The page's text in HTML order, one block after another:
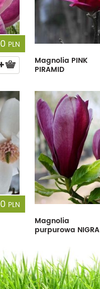
PLN
Magnolia PINK
PIRAMID
PLN
Magnolia
purpurowa NIGRA